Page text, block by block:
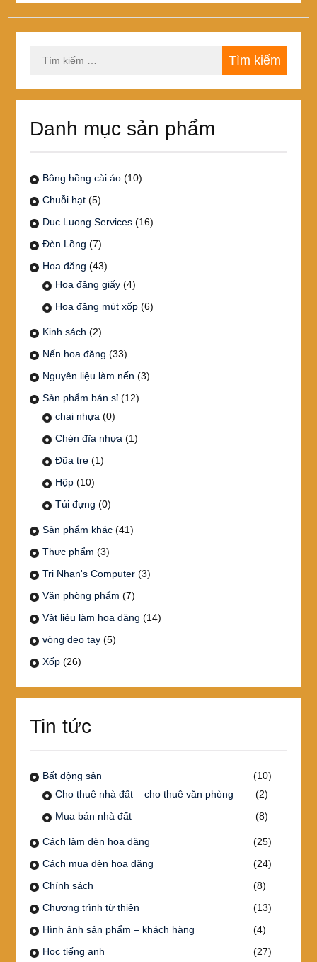
kiếm
Danh mục sản phẩm
Bông hồng cài áo (10)
Chuỗi hạt (5)
Duc Luong Services (16)
Đèn Lồng (7)
Hoa đăng (43)
Hoa đăng giấy (4)
Hoa đăng mút xốp (6)
Kinh sách (2)
Nến hoa đăng (33)
Nguyên liệu làm nến (3)
Sản phẩm bán sỉ (12)
chai nhựa (0)
Chén đĩa nhựa (1)
Đũa tre (1)
Hộp (10)
Túi đựng (0)
Sản phẩm khác (41)
Thực phẩm (3)
Tri Nhan's Computer (3)
Văn phòng phẩm (7)
Vật liệu làm hoa đăng (14)
vòng đeo tay (5)
Xốp (26)
Tin tức
Bất động sản
(10)
Cho thuê nhà đất – cho thuê văn phòng
(2)
Mua bán nhà đất
(8)
Cách làm đèn hoa đăng
(25)
Cách mua đèn hoa đăng
(24)
Chính sách
(8)
Chương trình từ thiện
(13)
Hình ảnh sản phẩm – khách hàng
(4)
Học tiếng anh
(27)